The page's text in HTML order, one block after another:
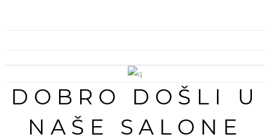
DOBRO DOŠLI U
NAŠE SALONE